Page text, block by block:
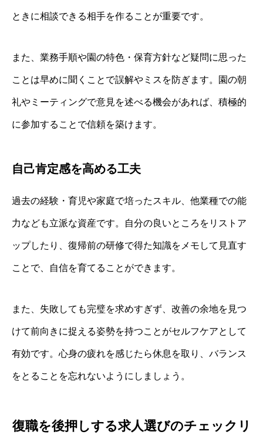
ときに相談できる相手を作ることが重要です。
また、業務手順や園の特色・保育方針など疑問に思った
ことは早めに聞くことで誤解やミスを防ぎます。園の朝
礼やミーティングで意見を述べる機会があれば、積極的
に参加することで信頼を築けます。
自己肯定感を高める工夫
過去の経験・育児や家庭で培ったスキル、他業種での能
力なども立派な資産です。自分の良いところをリストア
ップしたり、復帰前の研修で得た知識をメモして見直す
ことで、自信を育てることができます。
また、失敗しても完璧を求めすぎず、改善の余地を見つ
けて前向きに捉える姿勢を持つことがセルフケアとして
有効です。心身の疲れを感じたら休息を取り、バランス
をとることを忘れないようにしましょう。
復職を後押しする求人選びのチェックリ